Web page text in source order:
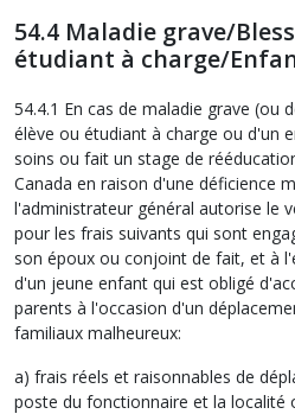
54.4 Maladie grave/
étudiant à charge/
54.4.1 En cas de maladie grave (ou
élève ou étudiant à charge ou d'un
soins ou fait un stage de
Canada en raison d'une déficience
l'administrateur général autorise le
pour les frais suivants qui sont
son époux ou conjoint de fait, et à
d'un jeune enfant qui est obligé
parents à l'occasion d'un
familiaux malheureux:
a) frais réels et raisonnables de
poste du fonctionnaire et la localité